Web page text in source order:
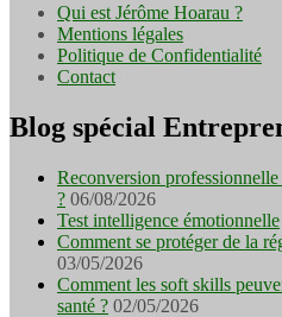
Qui est Jérôme Hoarau ?
Mentions légales
Politique de Confidentialité
Contact
Blog spécial
Reconversion
? 06/08/2026
Test intelligence émotionnelle
Comment se protéger de la
03/05/2026
Comment les soft skills
santé ? 02/05/2026